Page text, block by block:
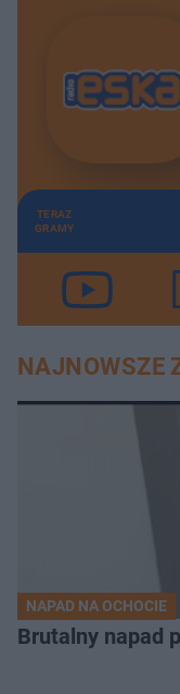
TERAZ
GRAMY
NAJNOWSZE
NAPAD NA OCHOCIE
Brutalny napad